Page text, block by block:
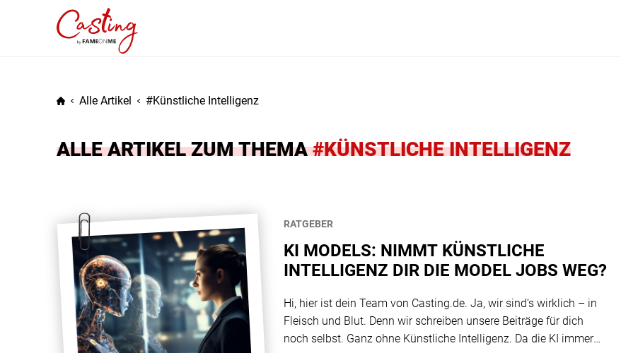
Alle Artikel Künstliche Intelligenz
ALLE ARTIKEL ZUM THEMA#KÜNSTLICHE INTELLIGENZ
RATGEBER
KI MODELS: NIMMT KÜNSTLICHE
INTELLIGENZ DIR DIE MODEL JOBS WEG?
Hi, hier ist dein Team von Casting.de. Ja, wir sind’s wirklich – in
Fleisch und Blut. Denn wir schreiben unsere Beiträge für dich
noch selbst. Ganz ohne Künstliche Intelligenz. Da die KI immer